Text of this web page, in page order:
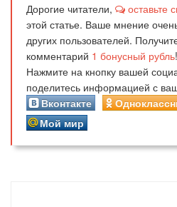
Дорогие читатели, оставьте
этой статье. Ваше мнение
других пользователей.
комментарий 1 бонусный рубль!
Нажмите на кнопку вашей
поделитесь информацией с
Вконтакте
Мой мир